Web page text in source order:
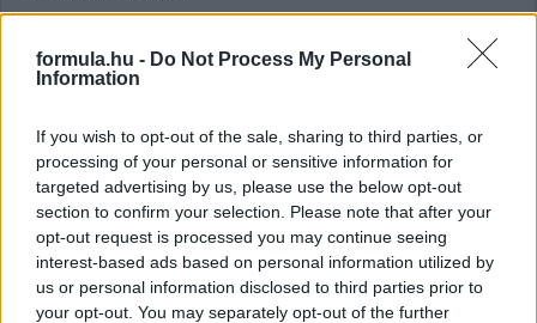
formula.hu - Do Not Process My Personal
Information
If you wish to opt-out of the sale, sharing to third parties, or
processing of your personal or sensitive information for
targeted advertising by us, please use the below opt-out
section to confirm your selection. Please note that after your
opt-out request is processed you may continue seeing
interest-based ads based on personal information utilized by
us or personal information disclosed to third parties prior to
your opt-out. You may separately opt-out of the further
pic.twitter.com/jBVRsF2lIP
— Scuderia AlphaTauri (@AlphaTauriF1)October 8,
08:01
Elindult a Q1, szokás szerint 18 perc áll a pilóták
rendelkezésére, hogy elkerüljék az utolsó öt pozíciót.